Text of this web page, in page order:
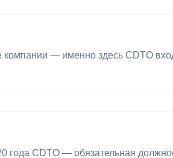
— именно здесь CDTO
года CDTO — обязательная